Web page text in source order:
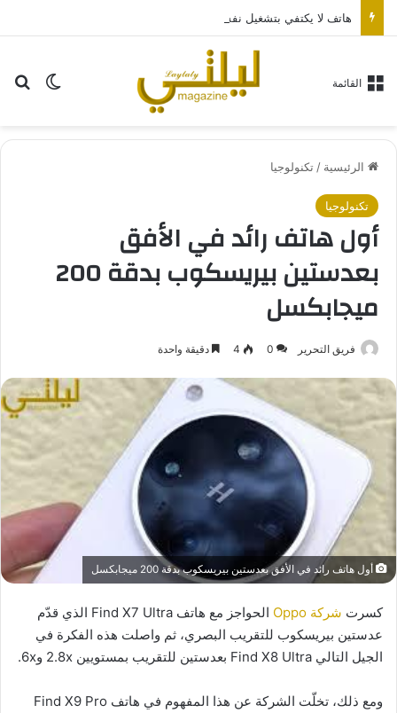
الوضع القائمة
الرئيسية /تكنولوجيا
تكنولوجيا
أول هاتف رائد في الأفق
بعدستين بيريسكوب بدقة 200
ميجابكسل
فريق التحرير 0
4 دقيقة واحدة
أول هاتف رائد في الأفق بعدستين بيريسكوب بدقة 200 ميجابكسل
كسرت شركة Oppo
الحواجز مع هاتف Find X7 Ultra الذي قدّم
عدستين بيريسكوب للتقريب البصري، ثم واصلت هذه الفكرة في
الجيل التالي Find X8 Ultra بعدستين للتقريب بمستويين 2.8x و6x.
ومع ذلك، تخلّت الشركة عن هذا المفهوم في هاتف Find X9 Pro